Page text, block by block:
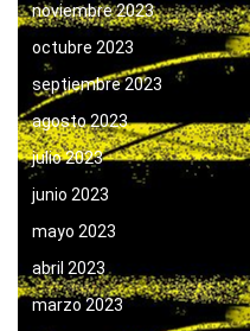
noviembre 2023
octubre 2023
septiembre 2023
agosto 2023
julio 2023
junio 2023
mayo 2023
abril 2023
marzo 2023